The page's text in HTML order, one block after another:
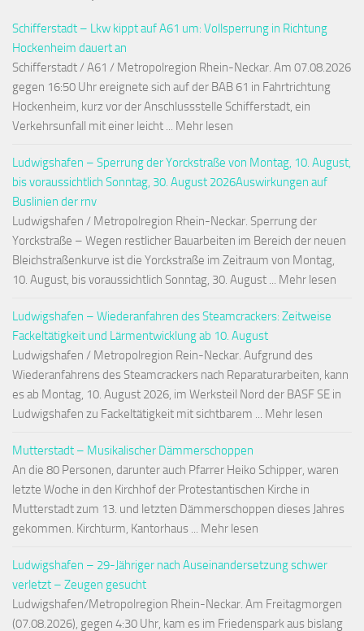
Schifferstadt – Lkw kippt auf A61 um: Vollsperrung in Richtung
Hockenheim dauert an
Schifferstadt / A61 / Metropolregion Rhein-Neckar. Am 07.08.2026
gegen 16:50 Uhr ereignete sich auf der BAB 61 in Fahrtrichtung
Hockenheim, kurz vor der Anschlussstelle Schifferstadt, ein
Verkehrsunfall mit einer leicht ... Mehr lesen
Ludwigshafen – Sperrung der Yorckstraße von Montag, 10. August,
bis voraussichtlich Sonntag, 30. August 2026Auswirkungen auf
Buslinien der rnv
Ludwigshafen / Metropolregion Rhein-Neckar. Sperrung der
Yorckstraße – Wegen restlicher Bauarbeiten im Bereich der neuen
Bleichstraßenkurve ist die Yorckstraße im Zeitraum von Montag,
10. August, bis voraussichtlich Sonntag, 30. August ... Mehr lesen
Ludwigshafen – Wiederanfahren des Steamcrackers: Zeitweise
Fackeltätigkeit und Lärmentwicklung ab 10. August
Ludwigshafen / Metropolregion Rein-Neckar. Aufgrund des
Wiederanfahrens des Steamcrackers nach Reparaturarbeiten, kann
es ab Montag, 10. August 2026, im Werksteil Nord der BASF SE in
Ludwigshafen zu Fackeltätigkeit mit sichtbarem ... Mehr lesen
Mutterstadt – Musikalischer Dämmerschoppen
An die 80 Personen, darunter auch Pfarrer Heiko Schipper, waren
letzte Woche in den Kirchhof der Protestantischen Kirche in
Mutterstadt zum 13. und letzten Dämmerschoppen dieses Jahres
gekommen. Kirchturm, Kantorhaus ... Mehr lesen
Ludwigshafen – 29-Jähriger nach Auseinandersetzung schwer
verletzt – Zeugen gesucht
Ludwigshafen/Metropolregion Rhein-Neckar. Am Freitagmorgen
(07.08.2026), gegen 4:30 Uhr, kam es im Friedenspark aus bislang